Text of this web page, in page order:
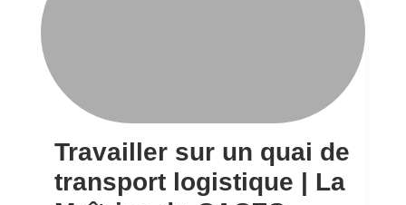
Travailler sur un quai de
transport logistique | La